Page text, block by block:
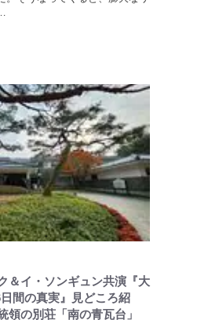
＆イ・ソンギュン共演『大
間の真実』見どころ紹
領の別荘「南の青瓦台」